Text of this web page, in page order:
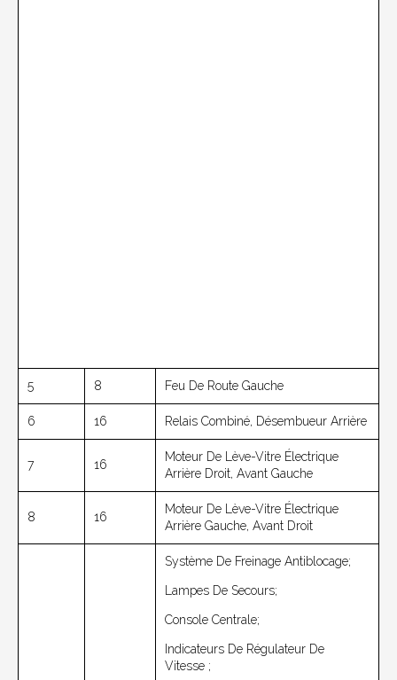
5 8 Feu De Route Gauche
6 16 Relais Combiné, Désembueur Arrière
7 16
Moteur De Lève-Vitre Électrique
Arrière Droit, Avant Gauche
8 16
Moteur De Lève-Vitre Électrique
Arrière Gauche, Avant Droit
Système De Freinage Antiblocage;
Lampes De Secours;
Console Centrale;
Indicateurs De Régulateur De
Vitesse ;